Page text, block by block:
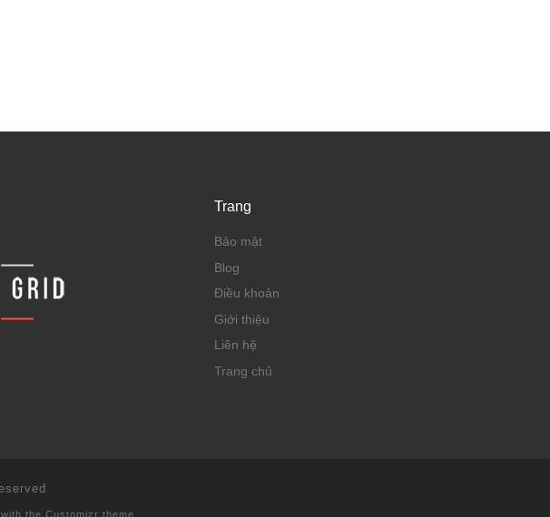
Trang
Bảo mật
Blog
Điều khoản
Giới thiệu
Liên hệ
Trang chủ
the Customizr theme